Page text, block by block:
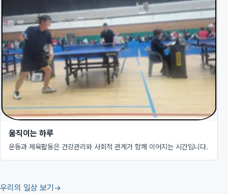
움직이는 하루
운동과 체육활동은 건강관리와 사회적 관계가 함께 이어지는 시간입니다.
우리의 일상 보기